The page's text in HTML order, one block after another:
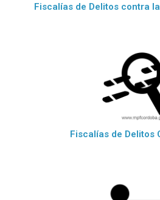
Fiscalías de Delitos contra
Fiscalías de Delitos